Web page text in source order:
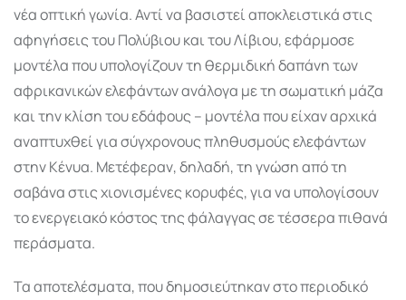
νέα οπτική γωνία. Αντί να βασιστεί αποκλειστικά στις
αφηγήσεις του Πολύβιου και του Λίβιου, εφάρμοσε
μοντέλα που υπολογίζουν τη θερμιδική δαπάνη των
αφρικανικών ελεφάντων ανάλογα με τη σωματική μάζα
και την κλίση του εδάφους – μοντέλα που είχαν αρχικά
αναπτυχθεί για σύγχρονους πληθυσμούς ελεφάντων
στην Κένυα. Μετέφεραν, δηλαδή, τη γνώση από τη
σαβάνα στις χιονισμένες κορυφές, για να υπολογίσουν
το ενεργειακό κόστος της φάλαγγας σε τέσσερα πιθανά
περάσματα.
Τα αποτελέσματα, που δημοσιεύτηκαν στο περιοδικό